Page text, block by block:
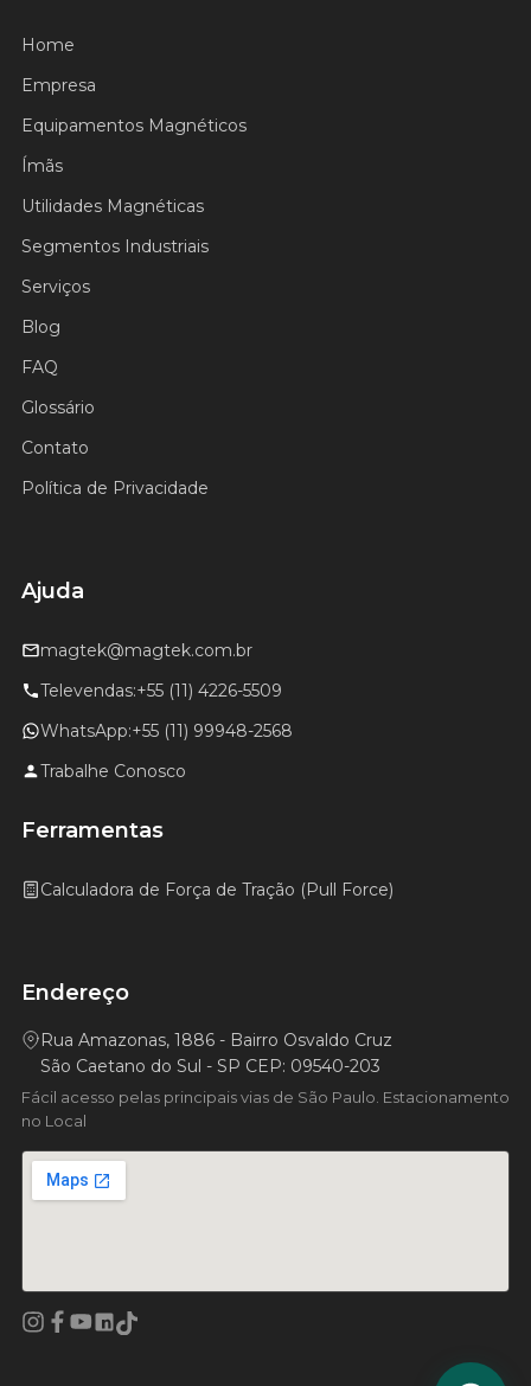
Home
Empresa
Equipamentos Magnéticos
Ímãs
Utilidades Magnéticas
Segmentos Industriais
Serviços
Blog
FAQ
Glossário
Contato
Política de Privacidade
Ajuda
magtek@magtek.com.br
Televendas:+55 (11) 4226-5509
WhatsApp:+55 (11) 99948-2568
Trabalhe Conosco
Ferramentas
Calculadora de Força de Tração (Pull Force)
Endereço
Rua Amazonas, 1886 - Bairro Osvaldo Cruz
São Caetano do Sul - SP CEP: 09540-203
Fácil acesso pelas principais vias de São Paulo. Estacionamento
no Local